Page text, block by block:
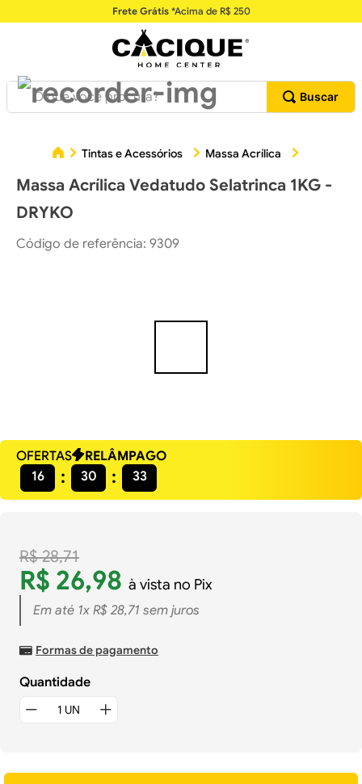
Frete Grátis*Acima de R$ 250
O que você procura?
Tintas e Acessórios Massa Acrílica
Massa Acrílica Vedatudo Selatrinca 1KG -
DRYKO
Código de referência: 9309
OFERTAS
RELÂMPAGO
16
30 32
R$ 28,71
R$ 26,98 à vista no Pix
Em até 1x R$ 28,71 sem juros
Formas de pagamento
Quantidade